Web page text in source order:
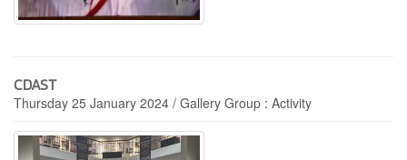
CDAST
Thursday 25 January 2024 / Gallery Group : Activity